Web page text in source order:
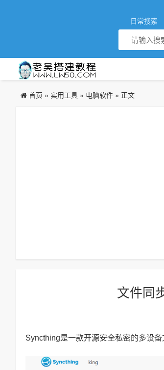
日常搜索
首页 » 实用工具 » 电脑软件 » 正文
文件同
Syncthing是一款开源安全私密的多设